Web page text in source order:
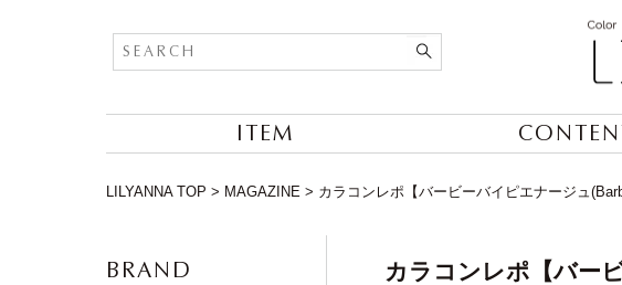
ITEM
LILYANNA TOP > MAGAZINE > カラコンレポ【バービーバイピエナージュ
カラコンレポ【バー
BRAND